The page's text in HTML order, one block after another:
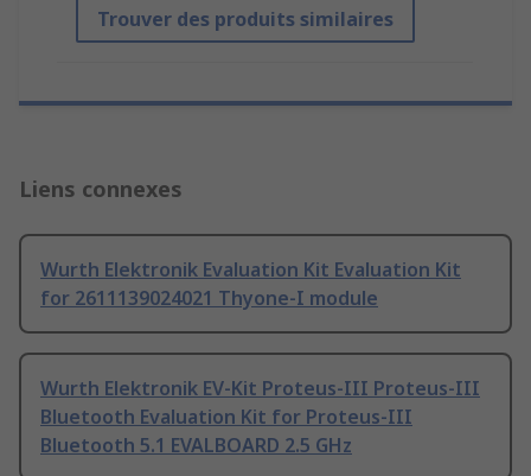
Trouver des produits similaires
Liens connexes
Wurth Elektronik Evaluation Kit Evaluation Kit
for 2611139024021 Thyone-I module
Wurth Elektronik EV-Kit Proteus-III Proteus-III
Bluetooth Evaluation Kit for Proteus-III
Bluetooth 5.1 EVALBOARD 2.5 GHz